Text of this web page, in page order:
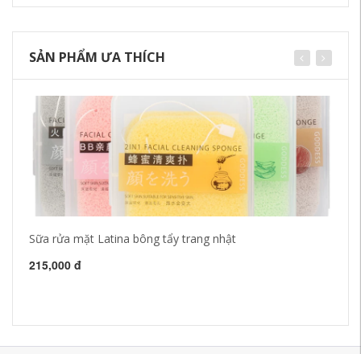
SẢN PHẨM ƯA THÍCH
Sữa rửa mặt Latina bông tẩy trang nhật
215,000 đ